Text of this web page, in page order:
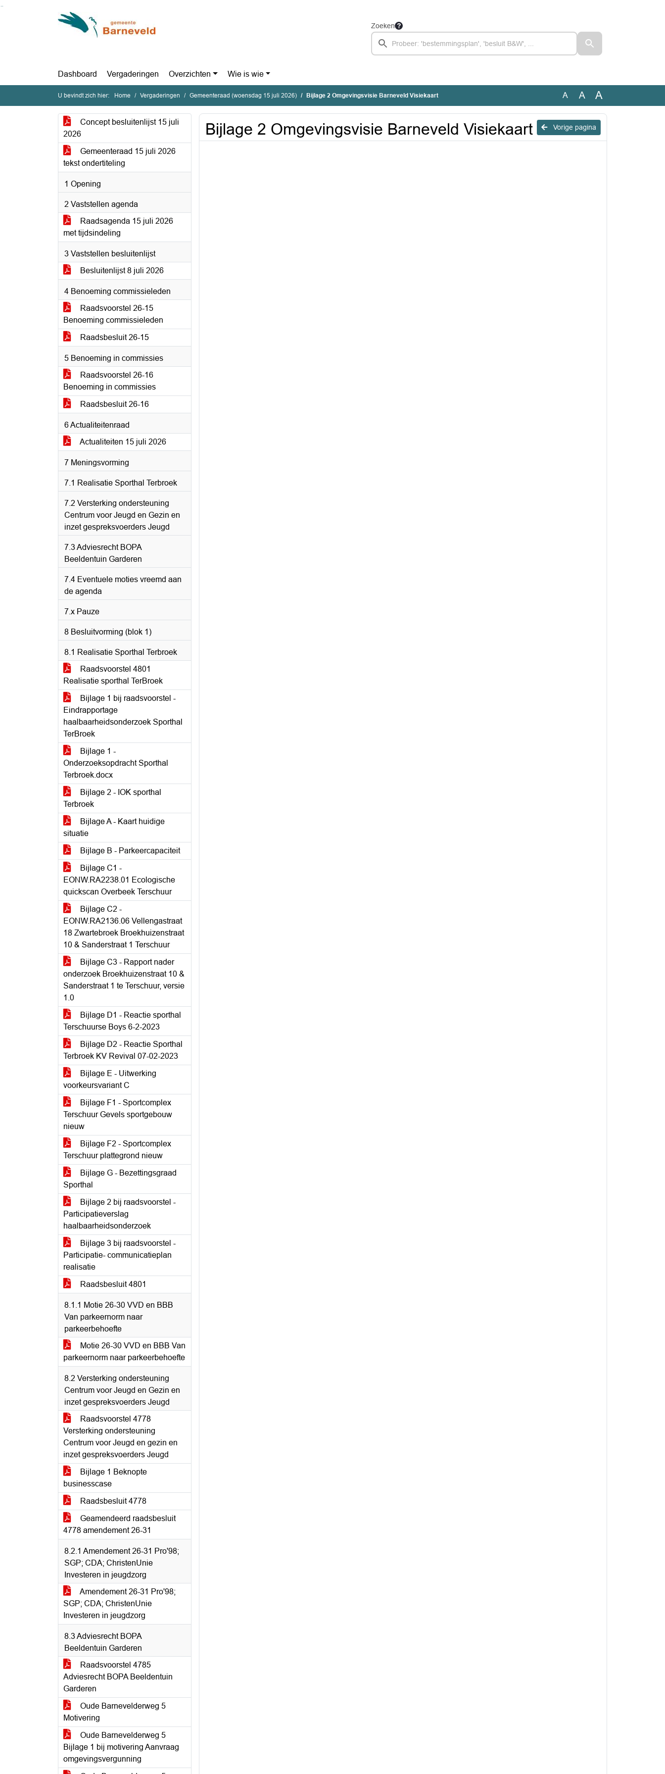
Ga naar de inhoud van deze pagina
Ga naar het zoeken
Zoeken
Dashboard Vergaderingen Overzichten Wie is wie
U bevindt zich hier: Home Vergaderingen Gemeenteraad (woensdag 15 juli 2026) Bijlage 2 Omgevingsvisie Barneveld Visiekaart A A A
Concept besluitenlijst 15 juli
2026
Gemeenteraad 15 juli 2026
tekst ondertiteling
1 Opening
2 Vaststellen agenda
Raadsagenda 15 juli 2026
met tijdsindeling
3 Vaststellen besluitenlijst
Besluitenlijst 8 juli 2026
4 Benoeming commissieleden
Raadsvoorstel 26-15
Benoeming commissieleden
Raadsbesluit 26-15
5 Benoeming in commissies
Raadsvoorstel 26-16
Benoeming in commissies
Raadsbesluit 26-16
6 Actualiteitenraad
Actualiteiten 15 juli 2026
7 Meningsvorming
7.1 Realisatie Sporthal Terbroek
7.2 Versterking ondersteuning
Centrum voor Jeugd en Gezin en
inzet gespreksvoerders Jeugd
7.3 Adviesrecht BOPA
Beeldentuin Garderen
7.4 Eventuele moties vreemd aan
de agenda
7.x Pauze
8 Besluitvorming (blok 1)
8.1 Realisatie Sporthal Terbroek
Raadsvoorstel 4801
Realisatie sporthal TerBroek
Bijlage 1 bij raadsvoorstel -
Eindrapportage
haalbaarheidsonderzoek Sporthal
TerBroek
Bijlage 1 -
Onderzoeksopdracht Sporthal
Terbroek.docx
Bijlage 2 - IOK sporthal
Terbroek
Bijlage A - Kaart huidige
situatie
Bijlage B - Parkeercapaciteit
Bijlage C1 -
EONW.RA2238.01 Ecologische
quickscan Overbeek Terschuur
Bijlage C2 -
EONW.RA2136.06 Vellengastraat
18 Zwartebroek Broekhuizenstraat
10 & Sanderstraat 1 Terschuur
Bijlage C3 - Rapport nader
onderzoek Broekhuizenstraat 10 &
Sanderstraat 1 te Terschuur, versie
1.0
Bijlage D1 - Reactie sporthal
Terschuurse Boys 6-2-2023
Bijlage D2 - Reactie Sporthal
Terbroek KV Revival 07-02-2023
Bijlage E - Uitwerking
voorkeursvariant C
Bijlage F1 - Sportcomplex
Terschuur Gevels sportgebouw
nieuw
Bijlage F2 - Sportcomplex
Terschuur plattegrond nieuw
Bijlage G - Bezettingsgraad
Sporthal
Bijlage 2 bij raadsvoorstel -
Participatieverslag
haalbaarheidsonderzoek
Bijlage 3 bij raadsvoorstel -
Participatie- communicatieplan
realisatie
Raadsbesluit 4801
8.1.1 Motie 26-30 VVD en BBB
Van parkeernorm naar
parkeerbehoefte
Motie 26-30 VVD en BBB Van
parkeernorm naar parkeerbehoefte
8.2 Versterking ondersteuning
Centrum voor Jeugd en Gezin en
inzet gespreksvoerders Jeugd
Raadsvoorstel 4778
Versterking ondersteuning
Centrum voor Jeugd en gezin en
inzet gespreksvoerders Jeugd
Bijlage 1 Beknopte
businesscase
Raadsbesluit 4778
Geamendeerd raadsbesluit
4778 amendement 26-31
8.2.1 Amendement 26-31 Pro'98;
SGP; CDA; ChristenUnie
Investeren in jeugdzorg
Amendement 26-31 Pro'98;
SGP; CDA; ChristenUnie
Investeren in jeugdzorg
8.3 Adviesrecht BOPA
Beeldentuin Garderen
Raadsvoorstel 4785
Adviesrecht BOPA Beeldentuin
Garderen
Oude Barnevelderweg 5
Motivering
Oude Barnevelderweg 5
Bijlage 1 bij motivering Aanvraag
omgevingsvergunning
Vorige pagina
Bijlage 2 Omgevingsvisie Barneveld Visiekaart